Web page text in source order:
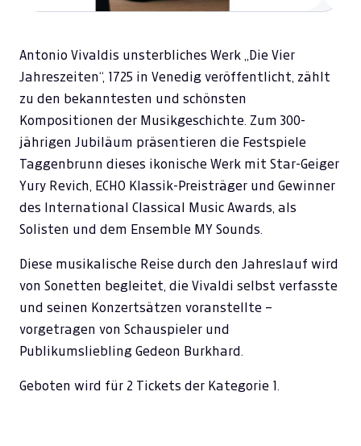
Antonio Vivaldis unsterbliches Werk „Die Vier
Jahreszeiten“, 1725 in Venedig veröffentlicht, zählt
zu den bekanntesten und schönsten
Kompositionen der Musikgeschichte. Zum 300-
jährigen Jubiläum präsentieren die Festspiele
Taggenbrunn dieses ikonische Werk mit Star-Geiger
Yury Revich, ECHO Klassik-Preisträger und Gewinner
des International Classical Music Awards, als
Solisten und dem Ensemble MY Sounds.
Diese musikalische Reise durch den Jahreslauf wird
von Sonetten begleitet, die Vivaldi selbst verfasste
und seinen Konzertsätzen voranstellte –
vorgetragen von Schauspieler und
Publikumsliebling Gedeon Burkhard.
Geboten wird für 2 Tickets der Kategorie 1.